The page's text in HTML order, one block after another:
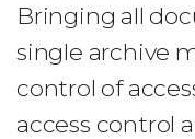
Bringing all
single archive
control of
access control